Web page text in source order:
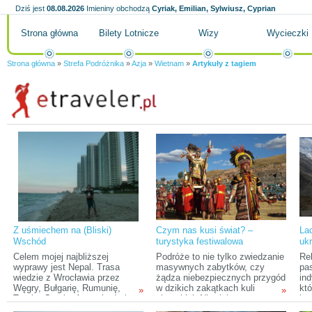
Dziś jest 08.08.2026 Imieniny obchodzą Cyriak, Emilian, Sylwiusz, Cyprian
Strona główna Bilety Lotnicze Wizy Wycieczki
Strona główna » Strefa Podróżnika »Azja » Wietnam » Artykuły z tagiem
Z uśmiechem na (Bliski)
Wschód
Celem mojej najbliższej
wyprawy jest Nepal. Trasa
wiedzie z Wrocławia przez
Węgry, Bułgarię, Rumunię,
Turcję, Gruzję, Armenię, Irak
»
Czym nas kusi świat? –
turystyka festiwalowa
Podróże to nie tylko zwiedzanie
masywnych zabytków, czy
żądza niebezpiecznych przygód
w dzikich zakątkach kuli
ziemskiej. Niewielu
»